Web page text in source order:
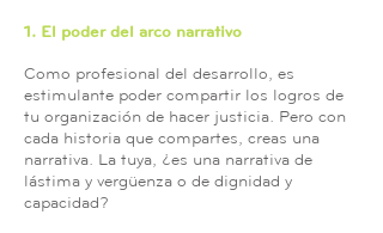
1. El poder del arco narrativo
Como profesional del desarrollo, es
estimulante poder compartir los logros de
tu organización de hacer justicia. Pero con
cada historia que compartes, creas una
narrativa. La tuya, ¿es una narrativa de
lástima y vergüenza o de dignidad y
capacidad?